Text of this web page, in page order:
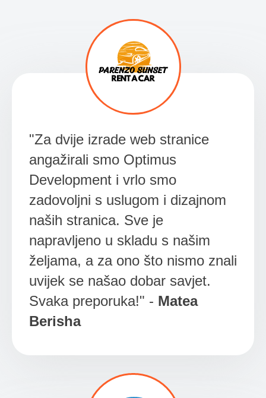
"Za dvije izrade web stranice
angažirali smo Optimus
Development i vrlo smo
zadovoljni s uslugom i dizajnom
naših stranica. Sve je
napravljeno u skladu s našim
željama, a za ono što nismo znali
uvijek se našao dobar savjet.
Svaka preporuka!" - Matea
Berisha